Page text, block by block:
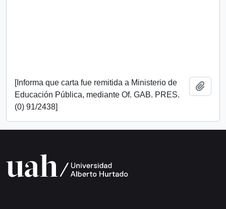
[Informa que carta fue remitida a Ministerio de
Educación Pública, mediante Of. GAB. PRES.
(0) 91/2438]